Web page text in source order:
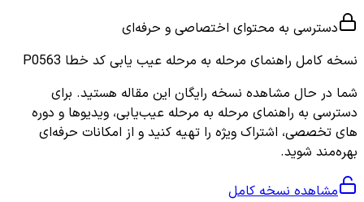
دسترسی به محتوای اختصاصی و حرفه‌ای
نسخه کامل راهنمای مرحله به مرحله عیب یابی کد خطا P0563
شما در حال مشاهده نسخه رایگان این مقاله هستید. برای
دسترسی به راهنمای مرحله به مرحله عیب‌یابی، ویدیوها و دوره
های تخصصی، اشتراک ویژه را تهیه کنید و از امکانات حرفه‌ای
بهره‌مند شوید.
مشاهده نسخه کامل